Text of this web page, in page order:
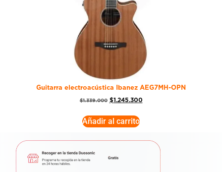
Guitarra electroacústica Ibanez AEG7MH-OPN
$1.339.000 $1.245.300
Añadir al carrito